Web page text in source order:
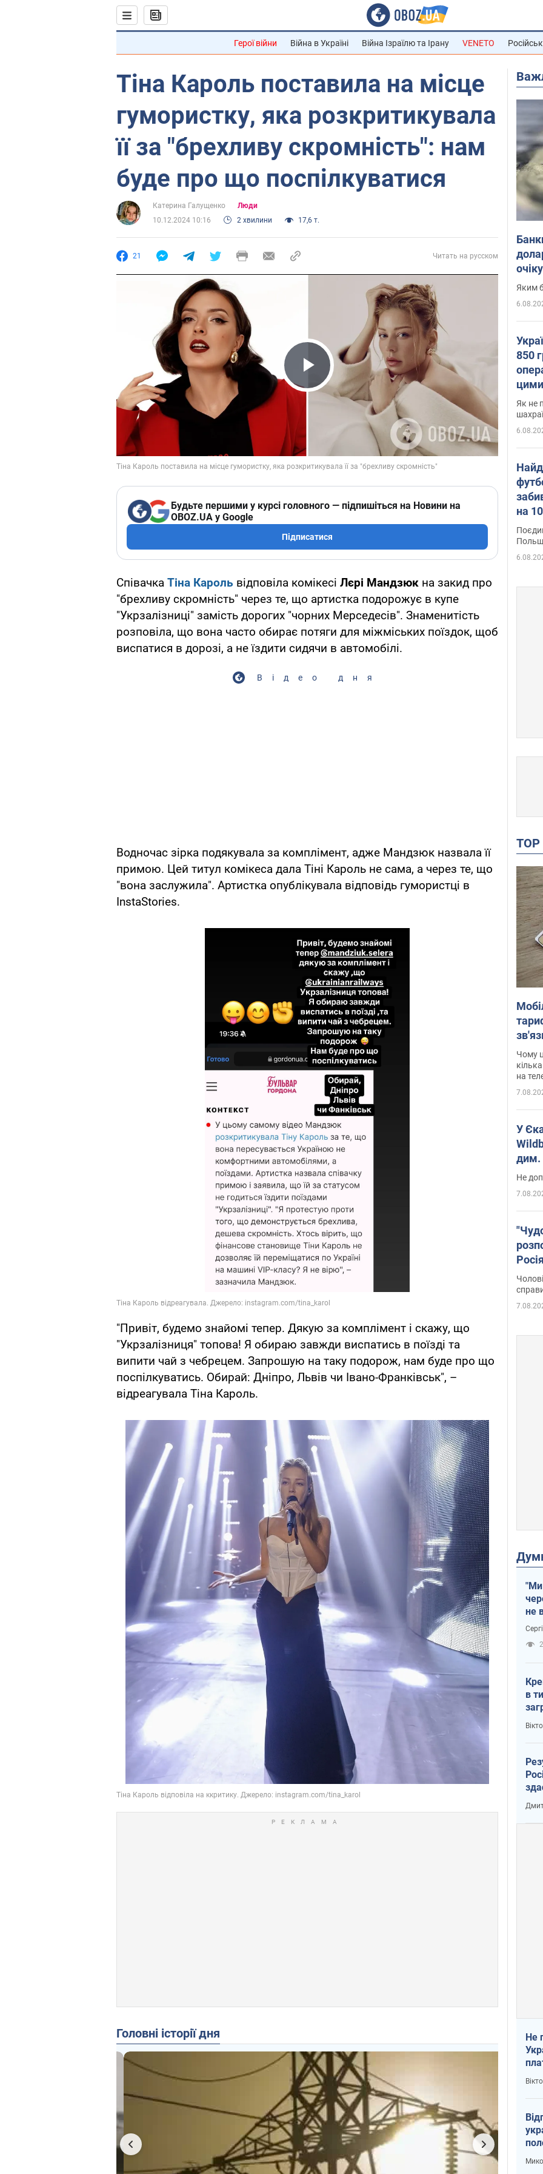
Герої війни Війна в Україні Війна Ізраїлю та Ірану VENETO
Тіна Кароль поставила на місце
гумористку, яка розкритикувала
її за "брехливу скромність": нам
буде про що поспілкуватися
Катерина Галущенко
Люди
10.12.2024 10:16
2 хвилини 17,6 т.
21 Читать на русском
Play Video
Будьте першими у курсі головного — підпишіться на Новини на
OBOZ.UA у Google
Підписатися
Співачка Тіна Кароль відповіла комікесі Лєрі Мандзюк на закид про
"брехливу скромність" через те, що артистка подорожує в купе
"Укрзалізниці" замість дорогих "чорних Мерседесів". Знаменитість
розповіла, що вона часто обирає потяги для міжміських поїздок, щоб
виспатися в дорозі, а не їздити сидячи в автомобілі.
Відео дня
Водночас зірка подякувала за комплімент, адже Мандзюк назвала її
примою. Цей титул комікеса дала Тіні Кароль не сама, а через те, що
"вона заслужила". Артистка опублікувала відповідь гумористці в
InstaStories.
"Привіт, будемо знайомі тепер. Дякую за комплімент і скажу, що
"Укрзалізниця" топова! Я обираю завжди виспатись в поїзді та
випити чай з чебрецем. Запрошую на таку подорож, нам буде про що
поспілкуватись. Обирай: Дніпро, Львів чи Івано-Франківськ", –
відреагувала Тіна Кароль.
Головні історії дня
Яким
850
Як не
на
Відео
Чому
на
У
дим.
Не
Фото
"Ми
не
в
Не